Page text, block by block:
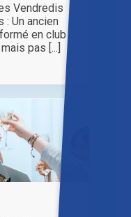
Vendredis
: Un ancien
en club
pas [...]